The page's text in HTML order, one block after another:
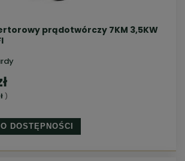
prądotwórczy 7KM 3,5KW
)
DOSTĘPNOŚCI